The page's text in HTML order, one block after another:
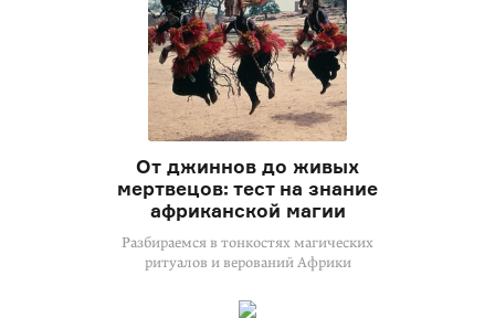
От джиннов до живых
мертвецов: тест на знание
африканской магии
Разбираемся в тонкостях магических
ритуалов и верований Африки